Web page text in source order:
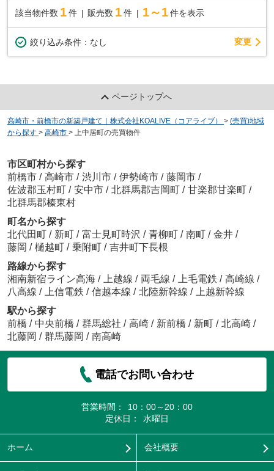
該当物件数 1件 販売数 1 件 1～1 件を表示
絞り込み条件： なし 変更
ページトップへ
高崎市・前橋市の新築戸建て｜株式会社KOALIVE（コアライブ） > (売買)地域
から探す > 高崎市 > 上中居町の売買物件
市区町村から探す
前橋市 / 高崎市 / 渋川市 / 伊勢崎市 / 藤岡市 /
佐波郡玉村町 / 安中市 / 北群馬郡吉岡町 / 甘楽郡甘楽町 /
北群馬郡榛東村
町名から探す
北代田町 / 新町 / 富士見町時沢 / 青柳町 / 南町 / 金井 /
藤岡 / 樋越町 / 乗附町 / 吉井町下長根
路線から探す
湘南新宿ライン高海 / 上越線 / 両毛線 / 上毛電鉄 / 高崎線 /
八高線 / 上信電鉄 / 信越本線 / 北陸新幹線 /
上越新幹線
駅から探す
前橋 / 中央前橋 / 群馬総社 / 高崎 / 新前橋 / 新町 / 北高崎 /
北藤岡 / 群馬藤岡 / 南高崎
電話でお問い合わせ
営業時間：
10：00～20：00
定休日：
水曜日
ホーム 会社概要